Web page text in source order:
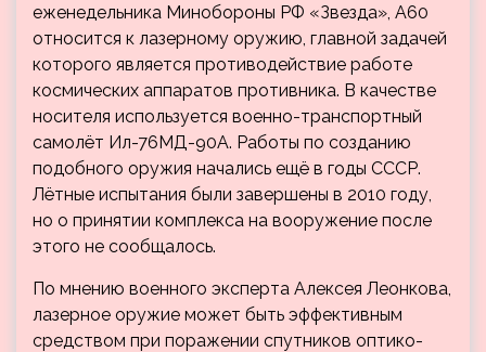
еженедельника Минобороны РФ «Звезда», А60
относится к лазерному оружию, главной задачей
которого является противодействие работе
космических аппаратов противника. В качестве
носителя используется военно-транспортный
самолёт Ил-76МД-90А. Работы по созданию
подобного оружия начались ещё в годы СССР.
Лётные испытания были завершены в 2010 году,
но о принятии комплекса на вооружение после
этого не сообщалось.
По мнению военного эксперта Алексея Леонкова,
лазерное оружие может быть эффективным
средством при поражении спутников оптико-